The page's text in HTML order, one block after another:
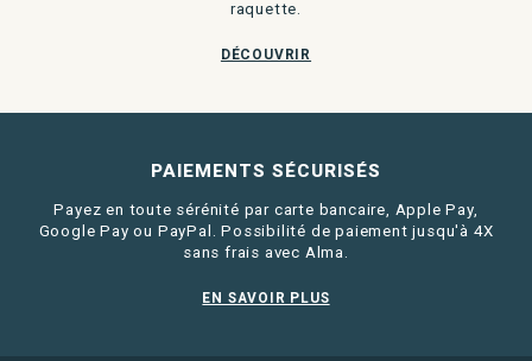
raquette.
DÉCOUVRIR
PAIEMENTS SÉCURISÉS
Payez en toute sérénité par carte bancaire, Apple Pay,
Google Pay ou PayPal. Possibilité de paiement jusqu'à 4X
sans frais avec Alma.
EN SAVOIR PLUS